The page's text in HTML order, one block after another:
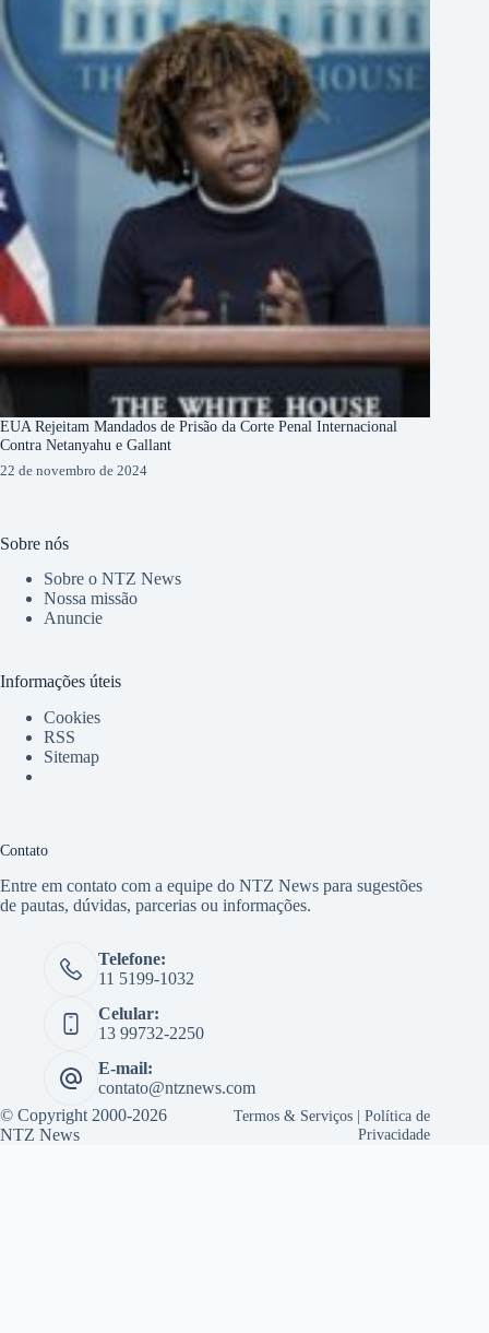
EUA Rejeitam Mandados de Prisão da Corte Penal Internacional
Contra Netanyahu e Gallant
22 de novembro de 2024
Sobre nós
Sobre o NTZ News
Nossa missão
Anuncie
Informações úteis
Cookies
RSS
Sitemap
Contato
Entre em contato com a equipe do NTZ News para sugestões
de pautas, dúvidas, parcerias ou informações.
Telefone:
11 5199-1032
Celular:
13 99732-2250
E-mail:
contato@ntznews.com
© Copyright 2000-2026
NTZ News
Termos & Serviços |Política de
Privacidade